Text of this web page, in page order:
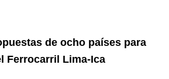
de ocho países para
Ferrocarril Lima-Ica